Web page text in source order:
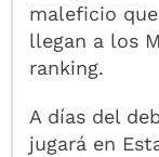
maleficio
llegan a los
ranking.
A días del
jugará en